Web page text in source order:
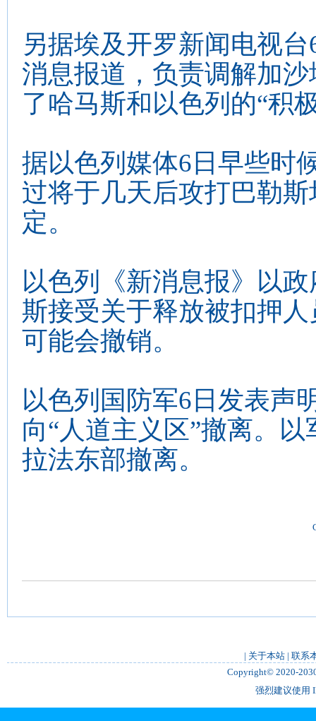
另据埃及开罗新闻电视
消息报道，负责调解加
了哈马斯和以色列的“积
据以色列媒体6日早些时
过将于几天后攻打巴勒
定。
以色列《新消息报》以
斯接受关于释放被扣押
可能会撤销。
以色列国防军6日发表声
向“人道主义区”撤离。
拉法东部撤离。
| 关于本站 | 联系
Copyright© 2020-
强烈建议使用